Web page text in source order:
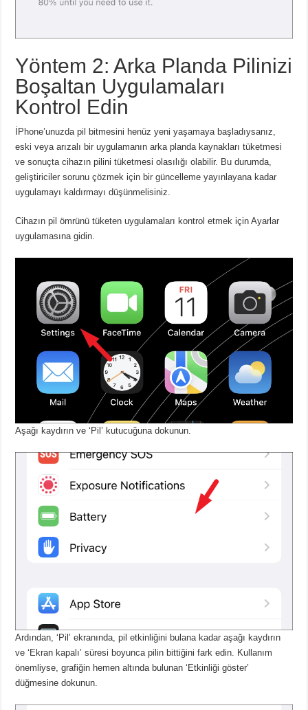
Yöntem 2: Arka Planda Pilinizi
Boşaltan Uygulamaları
Kontrol Edin
İPhone’unuzda pil bitmesini henüz yeni yaşamaya başladıysanız,
eski veya arızalı bir uygulamanın arka planda kaynakları tüketmesi
ve sonuçta cihazın pilini tüketmesi olasılığı olabilir. Bu durumda,
geliştiriciler sorunu çözmek için bir güncelleme yayınlayana kadar
uygulamayı kaldırmayı düşünmelisiniz.
Cihazın pil ömrünü tüketen uygulamaları kontrol etmek için Ayarlar
uygulamasına gidin.
Aşağı kaydırın ve ‘Pil’ kutucuğuna dokunun.
Ardından, ‘Pil’ ekranında, pil etkinliğini bulana kadar aşağı kaydırın
ve ‘Ekran kapalı’ süresi boyunca pilin bittiğini fark edin. Kullanım
önemliyse, grafiğin hemen altında bulunan ‘Etkinliği göster’
düğmesine dokunun.